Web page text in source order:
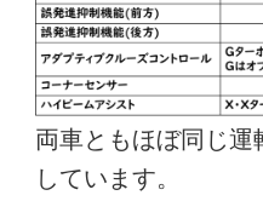
両車ともほぼ同じ運
しています。